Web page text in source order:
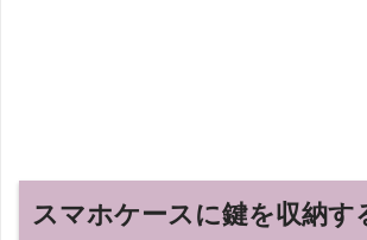
スマホケースに鍵を収納す